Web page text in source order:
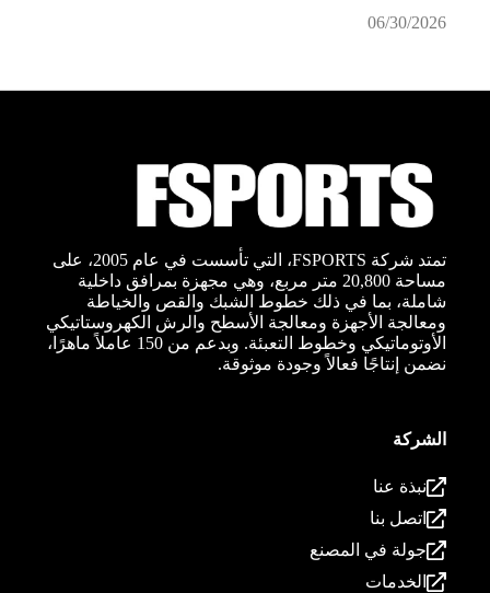
06/30/2026
تمتد شركة FSPORTS، التي تأسست في عام 2005، على
مساحة 20,800 متر مربع، وهي مجهزة بمرافق داخلية
شاملة، بما في ذلك خطوط الشبك والقص والخياطة
ومعالجة الأجهزة ومعالجة الأسطح والرش الكهروستاتيكي
الأوتوماتيكي وخطوط التعبئة. وبدعم من 150 عاملاً ماهرًا،
نضمن إنتاجًا فعالاً وجودة موثوقة.
الشركة
نبذة عنا
اتصل بنا
جولة في المصنع
الخدمات